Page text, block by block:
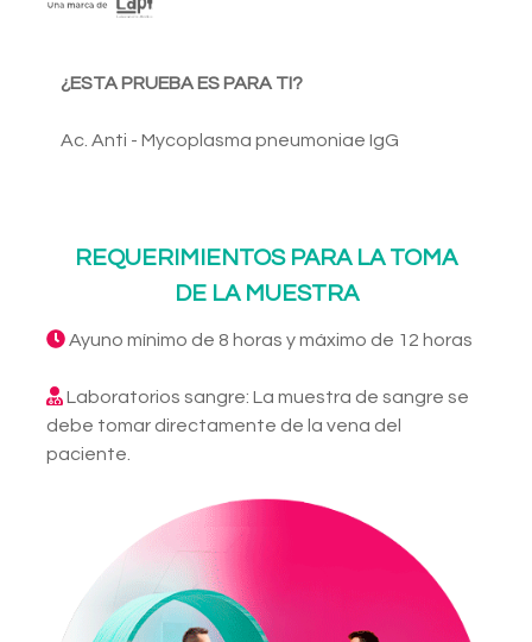
¿ESTA PRUEBA ES PARA TI?
Ac. Anti - Mycoplasma pneumoniae IgG
REQUERIMIENTOS PARA LA TOMA
DE LA MUESTRA
Ayuno mínimo de 8 horas y máximo de 12 horas
Laboratorios sangre: La muestra de sangre se
debe tomar directamente de la vena del
paciente.